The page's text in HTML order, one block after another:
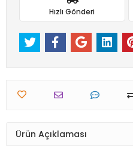
Hızlı Gönderi
Ürün Açıklaması